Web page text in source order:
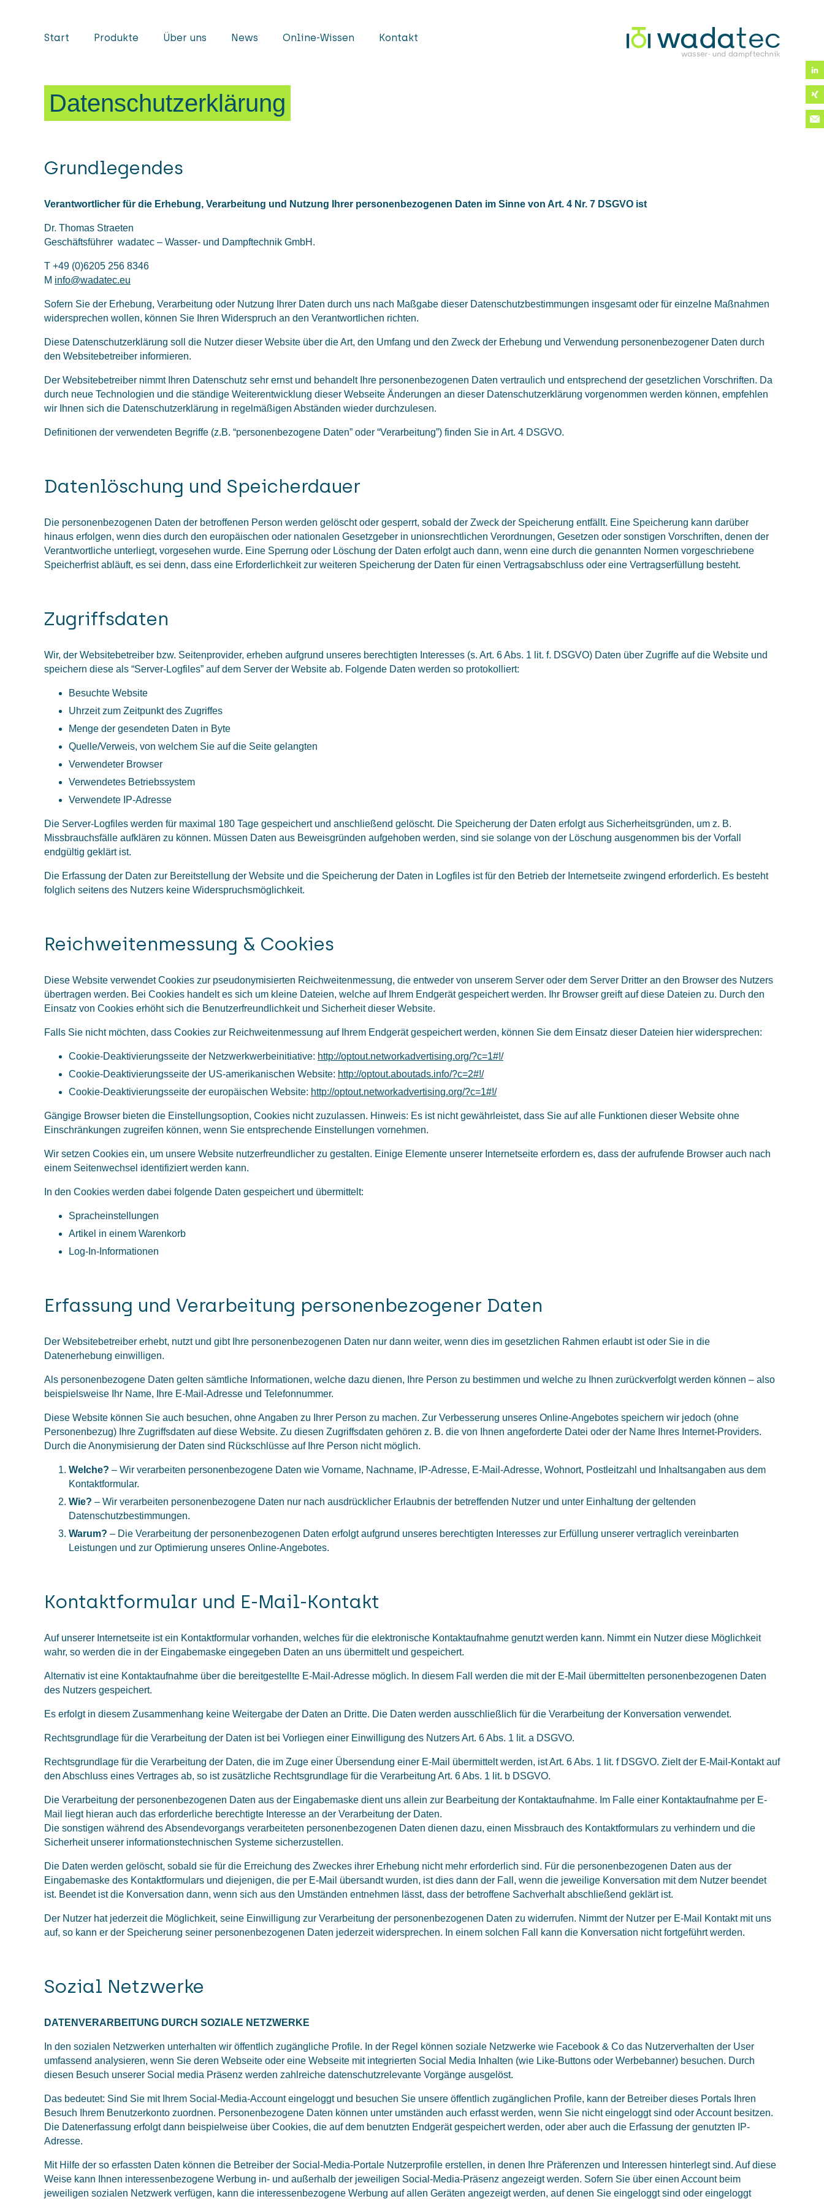
Start Produkte Über uns News Online-Wissen Kontakt
Datenschutzerklärung
Grundlegendes
Verantwortlicher für die Erhebung, Verarbeitung und Nutzung Ihrer personenbezogenen Daten im Sinne von Art. 4 Nr. 7 DSGVO ist
Dr. Thomas Straeten
Geschäftsführer wadatec – Wasser- und Dampftechnik GmbH.
T +49 (0)6205 256 8346
M info@wadatec.eu
Sofern Sie der Erhebung, Verarbeitung oder Nutzung Ihrer Daten durch uns nach Maßgabe dieser Datenschutzbestimmungen insgesamt oder für einzelne Maßnahmen
widersprechen wollen, können Sie Ihren Widerspruch an den Verantwortlichen richten.
Diese Datenschutzerklärung soll die Nutzer dieser Website über die Art, den Umfang und den Zweck der Erhebung und Verwendung personenbezogener Daten durch
den Websitebetreiber informieren.
Der Websitebetreiber nimmt Ihren Datenschutz sehr ernst und behandelt Ihre personenbezogenen Daten vertraulich und entsprechend der gesetzlichen Vorschriften. Da
durch neue Technologien und die ständige Weiterentwicklung dieser Webseite Änderungen an dieser Datenschutzerklärung vorgenommen werden können, empfehlen
wir Ihnen sich die Datenschutzerklärung in regelmäßigen Abständen wieder durchzulesen.
Definitionen der verwendeten Begriffe (z.B. “personenbezogene Daten” oder “Verarbeitung”) finden Sie in Art. 4 DSGVO.
Datenlöschung und Speicherdauer
Die personenbezogenen Daten der betroffenen Person werden gelöscht oder gesperrt, sobald der Zweck der Speicherung entfällt. Eine Speicherung kann darüber
hinaus erfolgen, wenn dies durch den europäischen oder nationalen Gesetzgeber in unionsrechtlichen Verordnungen, Gesetzen oder sonstigen Vorschriften, denen der
Verantwortliche unterliegt, vorgesehen wurde. Eine Sperrung oder Löschung der Daten erfolgt auch dann, wenn eine durch die genannten Normen vorgeschriebene
Speicherfrist abläuft, es sei denn, dass eine Erforderlichkeit zur weiteren Speicherung der Daten für einen Vertragsabschluss oder eine Vertragserfüllung besteht.
Zugriffsdaten
Wir, der Websitebetreiber bzw. Seitenprovider, erheben aufgrund unseres berechtigten Interesses (s. Art. 6 Abs. 1 lit. f. DSGVO) Daten über Zugriffe auf die Website und
speichern diese als “Server-Logfiles” auf dem Server der Website ab. Folgende Daten werden so protokolliert:
Besuchte Website
Uhrzeit zum Zeitpunkt des Zugriffes
Menge der gesendeten Daten in Byte
Quelle/Verweis, von welchem Sie auf die Seite gelangten
Verwendeter Browser
Verwendetes Betriebssystem
Verwendete IP-Adresse
Die Server-Logfiles werden für maximal 180 Tage gespeichert und anschließend gelöscht. Die Speicherung der Daten erfolgt aus Sicherheitsgründen, um z. B.
Missbrauchsfälle aufklären zu können. Müssen Daten aus Beweisgründen aufgehoben werden, sind sie solange von der Löschung ausgenommen bis der Vorfall
endgültig geklärt ist.
Die Erfassung der Daten zur Bereitstellung der Website und die Speicherung der Daten in Logfiles ist für den Betrieb der Internetseite zwingend erforderlich. Es besteht
folglich seitens des Nutzers keine Widerspruchsmöglichkeit.
Reichweitenmessung & Cookies
Diese Website verwendet Cookies zur pseudonymisierten Reichweitenmessung, die entweder von unserem Server oder dem Server Dritter an den Browser des Nutzers
übertragen werden. Bei Cookies handelt es sich um kleine Dateien, welche auf Ihrem Endgerät gespeichert werden. Ihr Browser greift auf diese Dateien zu. Durch den
Einsatz von Cookies erhöht sich die Benutzerfreundlichkeit und Sicherheit dieser Website.
Falls Sie nicht möchten, dass Cookies zur Reichweitenmessung auf Ihrem Endgerät gespeichert werden, können Sie dem Einsatz dieser Dateien hier widersprechen:
Cookie-Deaktivierungsseite der Netzwerkwerbeinitiative: http://optout.networkadvertising.org/?c=1#!/
Cookie-Deaktivierungsseite der US-amerikanischen Website: http://optout.aboutads.info/?c=2#!/
Cookie-Deaktivierungsseite der europäischen Website: http://optout.networkadvertising.org/?c=1#!/
Gängige Browser bieten die Einstellungsoption, Cookies nicht zuzulassen. Hinweis: Es ist nicht gewährleistet, dass Sie auf alle Funktionen dieser Website ohne
Einschränkungen zugreifen können, wenn Sie entsprechende Einstellungen vornehmen.
Wir setzen Cookies ein, um unsere Website nutzerfreundlicher zu gestalten. Einige Elemente unserer Internetseite erfordern es, dass der aufrufende Browser auch nach
einem Seitenwechsel identifiziert werden kann.
In den Cookies werden dabei folgende Daten gespeichert und übermittelt:
Spracheinstellungen
Artikel in einem Warenkorb
Log-In-Informationen
Erfassung und Verarbeitung personenbezogener Daten
Der Websitebetreiber erhebt, nutzt und gibt Ihre personenbezogenen Daten nur dann weiter, wenn dies im gesetzlichen Rahmen erlaubt ist oder Sie in die
Datenerhebung einwilligen.
Als personenbezogene Daten gelten sämtliche Informationen, welche dazu dienen, Ihre Person zu bestimmen und welche zu Ihnen zurückverfolgt werden können – also
beispielsweise Ihr Name, Ihre E-Mail-Adresse und Telefonnummer.
Diese Website können Sie auch besuchen, ohne Angaben zu Ihrer Person zu machen. Zur Verbesserung unseres Online-Angebotes speichern wir jedoch (ohne
Personenbezug) Ihre Zugriffsdaten auf diese Website. Zu diesen Zugriffsdaten gehören z. B. die von Ihnen angeforderte Datei oder der Name Ihres Internet-Providers.
Durch die Anonymisierung der Daten sind Rückschlüsse auf Ihre Person nicht möglich.
Welche? – Wir verarbeiten personenbezogene Daten wie Vorname, Nachname, IP-Adresse, E-Mail-Adresse, Wohnort, Postleitzahl und Inhaltsangaben aus dem
Kontaktformular.
Wie? – Wir verarbeiten personenbezogene Daten nur nach ausdrücklicher Erlaubnis der betreffenden Nutzer und unter Einhaltung der geltenden
Datenschutzbestimmungen.
Warum? – Die Verarbeitung der personenbezogenen Daten erfolgt aufgrund unseres berechtigten Interesses zur Erfüllung unserer vertraglich vereinbarten
Leistungen und zur Optimierung unseres Online-Angebotes.
Kontaktformular und E-Mail-Kontakt
Auf unserer Internetseite ist ein Kontaktformular vorhanden, welches für die elektronische Kontaktaufnahme genutzt werden kann. Nimmt ein Nutzer diese Möglichkeit
wahr, so werden die in der Eingabemaske eingegeben Daten an uns übermittelt und gespeichert.
Alternativ ist eine Kontaktaufnahme über die bereitgestellte E-Mail-Adresse möglich. In diesem Fall werden die mit der E-Mail übermittelten personenbezogenen Daten
des Nutzers gespeichert.
Es erfolgt in diesem Zusammenhang keine Weitergabe der Daten an Dritte. Die Daten werden ausschließlich für die Verarbeitung der Konversation verwendet.
Rechtsgrundlage für die Verarbeitung der Daten ist bei Vorliegen einer Einwilligung des Nutzers Art. 6 Abs. 1 lit. a DSGVO.
Rechtsgrundlage für die Verarbeitung der Daten, die im Zuge einer Übersendung einer E-Mail übermittelt werden, ist Art. 6 Abs. 1 lit. f DSGVO. Zielt der E-Mail-Kontakt auf
den Abschluss eines Vertrages ab, so ist zusätzliche Rechtsgrundlage für die Verarbeitung Art. 6 Abs. 1 lit. b DSGVO.
Die Verarbeitung der personenbezogenen Daten aus der Eingabemaske dient uns allein zur Bearbeitung der Kontaktaufnahme. Im Falle einer Kontaktaufnahme per E-
Mail liegt hieran auch das erforderliche berechtigte Interesse an der Verarbeitung der Daten.
Die sonstigen während des Absendevorgangs verarbeiteten personenbezogenen Daten dienen dazu, einen Missbrauch des Kontaktformulars zu verhindern und die
Sicherheit unserer informationstechnischen Systeme sicherzustellen.
Die Daten werden gelöscht, sobald sie für die Erreichung des Zweckes ihrer Erhebung nicht mehr erforderlich sind. Für die personenbezogenen Daten aus der
Eingabemaske des Kontaktformulars und diejenigen, die per E-Mail übersandt wurden, ist dies dann der Fall, wenn die jeweilige Konversation mit dem Nutzer beendet
ist. Beendet ist die Konversation dann, wenn sich aus den Umständen entnehmen lässt, dass der betroffene Sachverhalt abschließend geklärt ist.
Der Nutzer hat jederzeit die Möglichkeit, seine Einwilligung zur Verarbeitung der personenbezogenen Daten zu widerrufen. Nimmt der Nutzer per E-Mail Kontakt mit uns
auf, so kann er der Speicherung seiner personenbezogenen Daten jederzeit widersprechen. In einem solchen Fall kann die Konversation nicht fortgeführt werden.
Sozial Netzwerke
DATENVERARBEITUNG DURCH SOZIALE NETZWERKE
In den sozialen Netzwerken unterhalten wir öffentlich zugängliche Profile. In der Regel können soziale Netzwerke wie Facebook & Co das Nutzerverhalten der User
umfassend analysieren, wenn Sie deren Webseite oder eine Webseite mit integrierten Social Media Inhalten (wie Like-Buttons oder Werbebanner) besuchen. Durch
diesen Besuch unserer Social media Präsenz werden zahlreiche datenschutzrelevante Vorgänge ausgelöst.
Das bedeutet: Sind Sie mit Ihrem Social-Media-Account eingeloggt und besuchen Sie unsere öffentlich zugänglichen Profile, kann der Betreiber dieses Portals Ihren
Besuch Ihrem Benutzerkonto zuordnen. Personenbezogene Daten können unter umständen auch erfasst werden, wenn Sie nicht eingeloggt sind oder Account besitzen.
Die Datenerfassung erfolgt dann beispielweise über Cookies, die auf dem benutzten Endgerät gespeichert werden, oder aber auch die Erfassung der genutzten IP-
Adresse.
Mit Hilfe der so erfassten Daten können die Betreiber der Social-Media-Portale Nutzerprofile erstellen, in denen Ihre Präferenzen und Interessen hinterlegt sind. Auf diese
Weise kann Ihnen interessenbezogene Werbung in- und außerhalb der jeweiligen Social-Media-Präsenz angezeigt werden. Sofern Sie über einen Account beim
jeweiligen sozialen Netzwerk verfügen, kann die interessenbezogene Werbung auf allen Geräten angezeigt werden, auf denen Sie eingeloggt sind oder eingeloggt